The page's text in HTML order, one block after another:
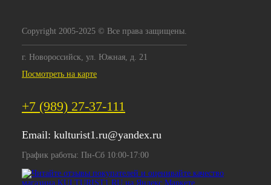
Copyright 2005-2025 © Все права защищены.
г. Новороссийск, ул. Южная, д. 21
Посмотреть на карте
+7 (989) 27-37-111
Email: kulturist1.ru@yandex.ru
График работы: Пн-Сб 10:00-17:00